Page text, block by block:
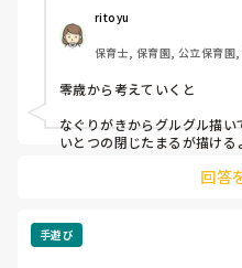
ritoyu
保育士, 保育園, 公立保育園
零歳から考えていくと
なぐりがきからグルグル描い
いとつの閉じたまるが描け
そして頭足人になり〜と発達
乳児の頃はとにかくクレヨン
回答
手遊び